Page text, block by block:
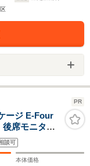
PR
ージ E-Four
席モニタ
動スライド
LEDヘッ
JBL
談可
本体価格